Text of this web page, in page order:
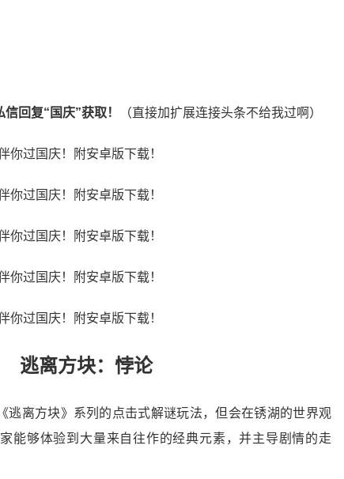
回复“国庆”获取！ （直接加扩展连接头条不给我过啊）
逃离方块：悖论
逃离方块》系列的点击式解谜玩法，但会在锈湖的世界观
能够体验到大量来自往作的经典元素，并主导剧情的走